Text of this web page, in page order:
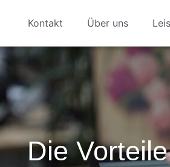
Kontakt Über uns
Die